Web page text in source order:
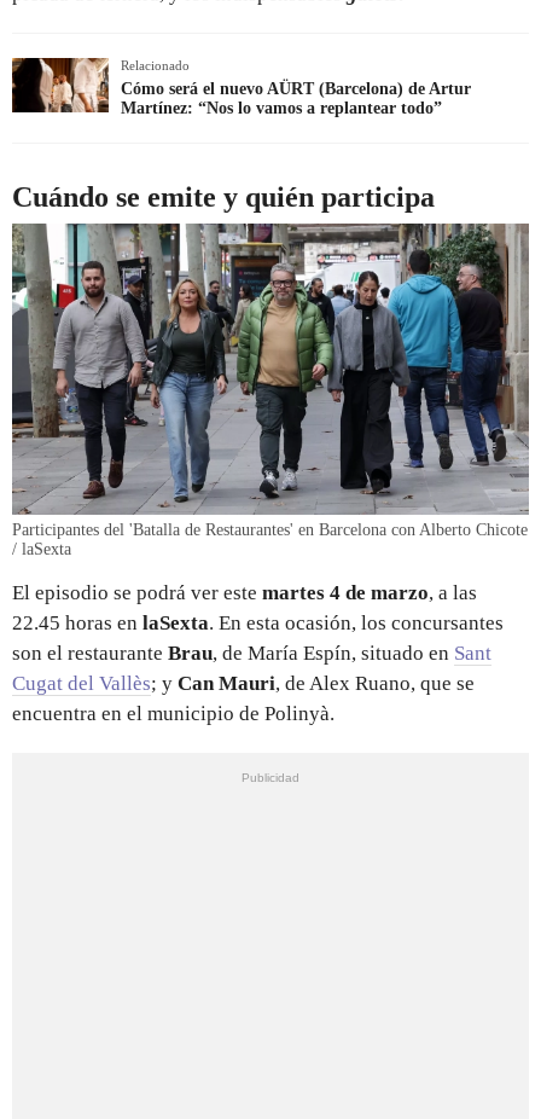
Relacionado
Cómo será el nuevo AÜRT (Barcelona) de Artur
Martínez: “Nos lo vamos a replantear todo”
Cuándo se emite y quién participa
Participantes del 'Batalla de Restaurantes' en Barcelona con Alberto Chicote
/ laSexta
El episodio se podrá ver este martes 4 de marzo, a las
22.45 horas en laSexta. En esta ocasión, los concursantes
son el restaurante Brau, de María Espín, situado en Sant
Cugat del Vallès; y Can Mauri, de Alex Ruano, que se
encuentra en el municipio de Polinyà.